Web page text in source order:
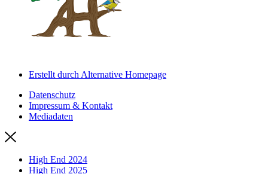
Erstellt durch Alternative Homepage
Datenschutz
Impressum & Kontakt
Mediadaten
High End 2024
High End 2025